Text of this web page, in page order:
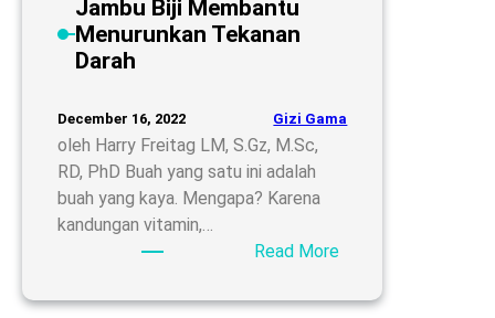
Jambu Biji Membantu
Menurunkan Tekanan
Darah
December 16, 2022 Gizi Gama
oleh Harry Freitag LM, S.Gz, M.Sc,
RD, PhD Buah yang satu ini adalah
buah yang kaya. Mengapa? Karena
kandungan vitamin,…
Read More:
Biji